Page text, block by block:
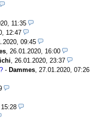
11:35
12:47
09:45
, 26.01.2020, 16:00
, 26.01.2020, 23:37
- Dammes, 27.01.2020, 07:26